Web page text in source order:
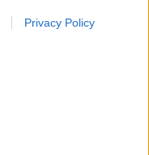
Privacy Policy